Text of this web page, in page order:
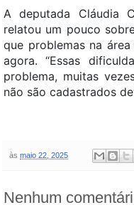
A deputada Cláudia
relatou um pouco
que problemas na
agora. “Essas
problema, muitas
não são cadastrados
às maio 22, 2025
Nenhum